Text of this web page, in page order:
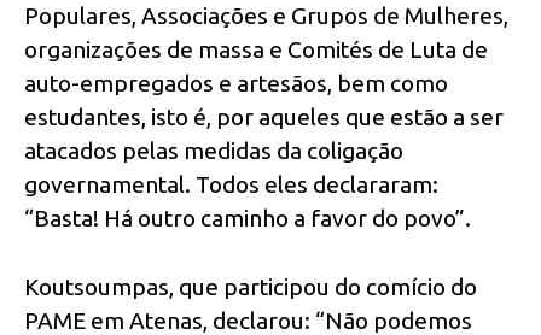
Populares, Associações e Grupos de Mulheres,
organizações de massa e Comités de Luta de
auto-empregados e artesãos, bem como
estudantes, isto é, por aqueles que estão a ser
atacados pelas medidas da coligação
governamental. Todos eles declararam:
“Basta! Há outro caminho a favor do povo”.
Koutsoumpas, que participou do comício do
PAME em Atenas, declarou: “Não podemos